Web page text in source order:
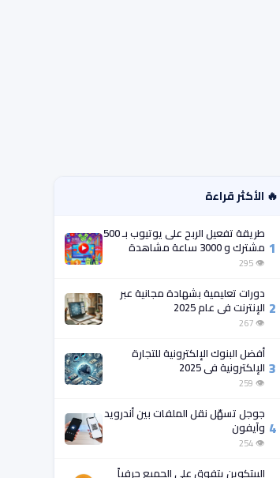
🔥 الأكثر قراءة
1
طريقة تفعيل الربح على يوتيوب بـ 500
مشترك و 3000 ساعة مشاهدة
فقط!
👁 295
2
دورات تعليمية بشهادة مجانية عبر
الإنترنت في عام 2025
👁 267
3
أفضل البنوك الإلكترونية للتجارة
الإلكترونية في 2025
👁 259
4
جوجل تسهّل نقل الملفات بين أندرويد
وآيفون
👁 254
البيتكوين يتفوق على الجميع حرفياً